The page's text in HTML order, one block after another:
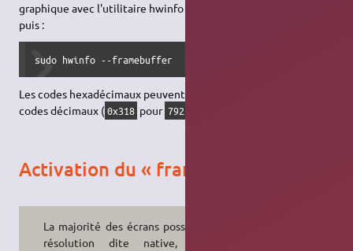
graphique avec l'utilitaire hwinfo ; installez le paquet hwinfo
puis :
sudo hwinfo --framebuffer
Les codes hexadécimaux peuvent être utilisés à la place des
codes décimaux ( 0x318 pour 792
Activation du « framebuffer »
La majorité des écrans possède une
résolution dite native, il est